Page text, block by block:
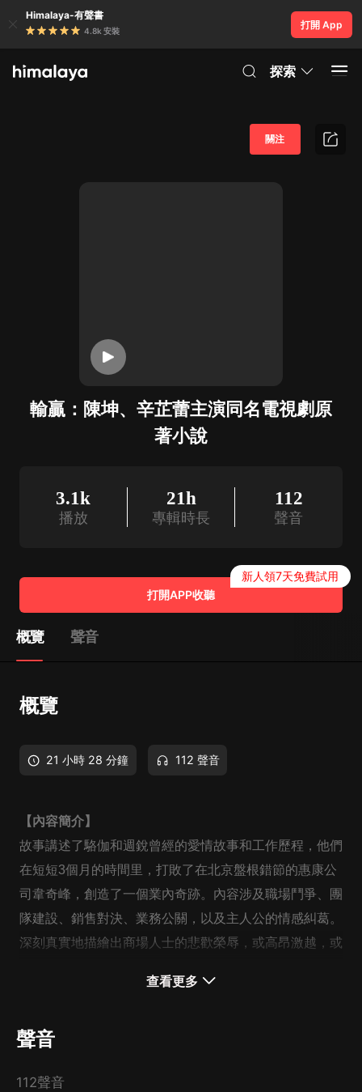
Himalaya-有聲書
4.8k 安裝
打開 App
探索
輸贏：陳坤、辛芷蕾主演同名電視劇原
著小說
關注
3.1k
播放
21h
專輯時長
112
聲音
打開APP收聽
新人領7天免費試用
概覽 聲音
概覽
21 小時 28 分鐘 112 聲音
【內容簡介】
故事講述了駱伽和週銳曾經的愛情故事和工作歷程，他們
在短短3個月的時間里，打敗了在北京盤根錯節的惠康公
司韋奇峰，創造了一個業內奇跡。內容涉及職場鬥爭、團
隊建設、銷售對決、業務公關，以及主人公的情感糾葛。
深刻真實地描繪出商場人士的悲歡榮辱，或高昂激越，或
付遙：初為程序員，后在IBM和戴爾電腦做銷售和管理。
統，並開發贏銷動力銷售激勵App。閒來寫小說，包括商
查看更多
聲音
112聲音